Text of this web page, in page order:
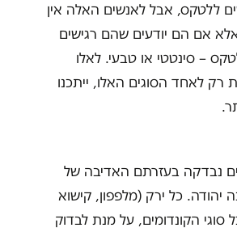
ללטקס, אבל לאנשים האלה אין
אם הם יודעים שהם רגישים
– סינטטי או טבעי. לאלו
רק לאחד הסוגים האלו, ייתכנו
נבדקה בעזרתם האדיבה של
יהודה. כל ירק (מלפפון, קישוא
סוגי הקונדומים, על מנת לבדוק